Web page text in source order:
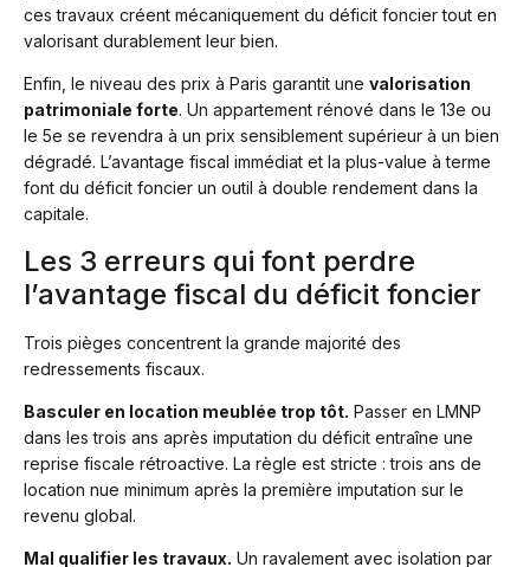
ces travaux créent mécaniquement du déficit foncier tout en
valorisant durablement leur bien.
Enfin, le niveau des prix à Paris garantit une valorisation
patrimoniale forte. Un appartement rénové dans le 13e ou
le 5e se revendra à un prix sensiblement supérieur à un bien
dégradé. L’avantage fiscal immédiat et la plus-value à terme
font du déficit foncier un outil à double rendement dans la
capitale.
Les 3 erreurs qui font perdre
l’avantage fiscal du déficit foncier
Trois pièges concentrent la grande majorité des
redressements fiscaux.
Basculer en location meublée trop tôt. Passer en LMNP
dans les trois ans après imputation du déficit entraîne une
reprise fiscale rétroactive. La règle est stricte : trois ans de
location nue minimum après la première imputation sur le
revenu global.
Mal qualifier les travaux. Un ravalement avec isolation par